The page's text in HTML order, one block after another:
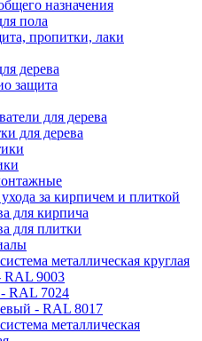
назначения
пола
пропитки, лаки
дерева
защита
для дерева
для дерева
за кирпичем и плиткой
для кирпича
для плитки
металлическая круглая
RAL 9003
RAL 7024
- RAL 8017
металлическая